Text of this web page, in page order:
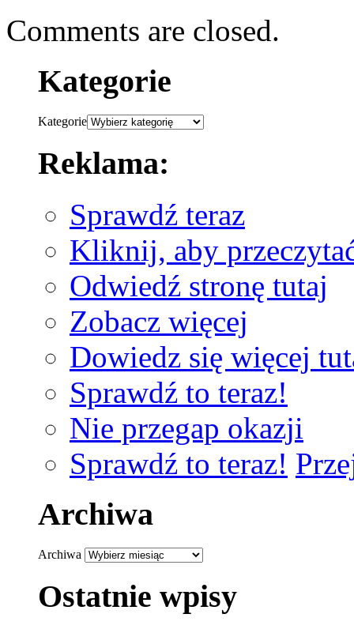
Comments are closed.
Kategorie
Kategorie
Reklama:
Sprawdź teraz
Kliknij, aby
Odwiedź stronę tutaj
Zobacz więcej
Dowiedz się więcej
Sprawdź to teraz!
Nie przegap okazji
Sprawdź to teraz!
Archiwa
Archiwa
Ostatnie wpisy